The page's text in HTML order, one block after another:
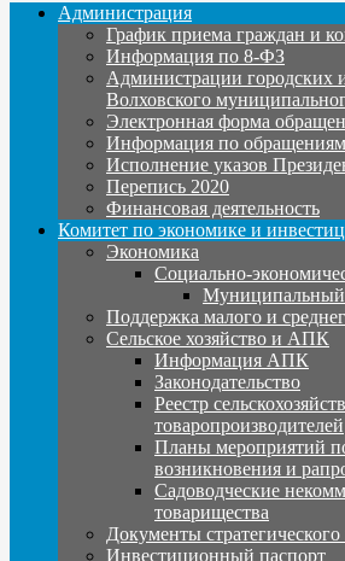
Администрация
График приема граждан и
Информация по 8-ФЗ
Администрации городских
Волховского
Электронная форма
Информация по
Исполнение указов
Перепись 2020
Финансовая деятельность
Комитет по экономике и
Экономика
Социально-
Муниципальный
Поддержка малого и
Сельское хозяйство и АПК
Информация АПК
Законодательство
Реестр
товаропроизводителей
Планы мероприятий
возникновения и
Садоводческие
товарищества
Документы
Инвестиционный паспорт